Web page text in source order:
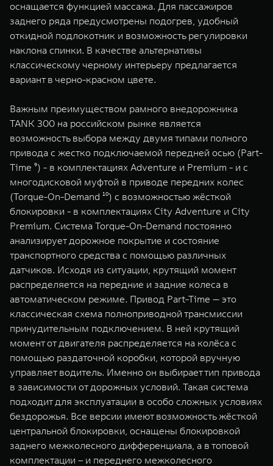
оснащается функцией массажа. Для пассажиров
заднего ряда предусмотрены подогрев, удобный
откидной подлокотник и возможность регулировки
наклона спинки. В качестве альтернативы
классическому черному интерьеру предлагается
вариант в черно-красном цвете.
Важным преимуществом рамного внедорожника
TANK 300 на российском рынке является
возможность выбора между двумя типами полного
привода с жестко подключаемой передней осью (Part-
Time ⁹) - в комплектациях Adventure и Premium - и с
многодисковой муфтой в приводе передних колес
(Torque-On-Demand ¹⁰) с возможностью жёсткой
блокировки - в комплектациях City Adventure и City
Premium. Система Torque-On-Demand постоянно
анализирует дорожное покрытие и состояние
транспортного средства с помощью различных
датчиков. Исходя из ситуации, крутящий момент
распределяется на передние и задние колеса в
автоматическом режиме. Привод Part-Time — это
классическая схема полноприводной трансмиссии
принудительным подключением. В ней крутящий
момент от двигателя распределяется на колёса с
помощью раздаточной коробки, которой вручную
управляет водитель. Именно он выбирает тип привода
в зависимости от дорожных условий. Такая система
подходит для эксплуатации в особо сложных условиях
бездорожья. Все версии имеют возможность жёсткой
центральной блокировки, оснащены блокировкой
заднего межколесного дифференциала, а в топовой
комплектации – и переднего межколесного